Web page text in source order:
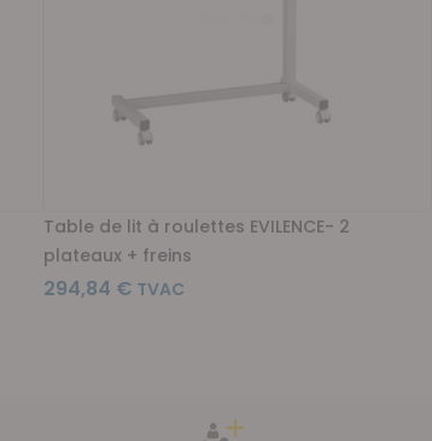
Table de lit à roulettes EVILENCE- 2
plateaux + freins
294,84 €